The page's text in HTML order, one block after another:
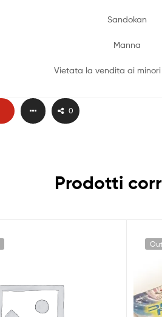
Sandokan
Manna
Vietata la vendita ai minori
0
Prodotti